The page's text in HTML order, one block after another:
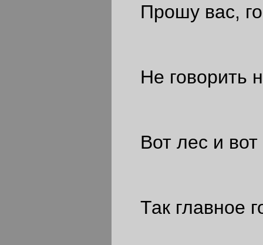
Прошу вас,
Не говорить
Вот лес и вот
Так главное